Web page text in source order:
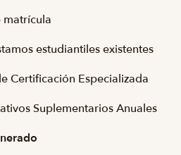
matrícula
estudiantiles existentes
Certificación Especializada
Suplementarios Anuales